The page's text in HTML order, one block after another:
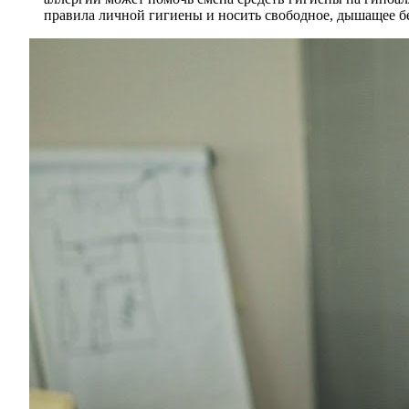
правила личной гигиены и носить свободное, дышащее